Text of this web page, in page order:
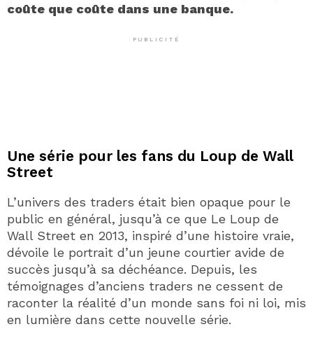
coûte que coûte dans une banque.
PUBLICITÉ
Une série pour les fans du Loup de Wall
Street
L’univers des traders était bien opaque pour le
public en général, jusqu’à ce que Le Loup de
Wall Street en 2013, inspiré d’une histoire vraie,
dévoile le portrait d’un jeune courtier avide de
succès jusqu’à sa déchéance. Depuis, les
témoignages d’anciens traders ne cessent de
raconter la réalité d’un monde sans foi ni loi, mis
en lumière dans cette nouvelle série.